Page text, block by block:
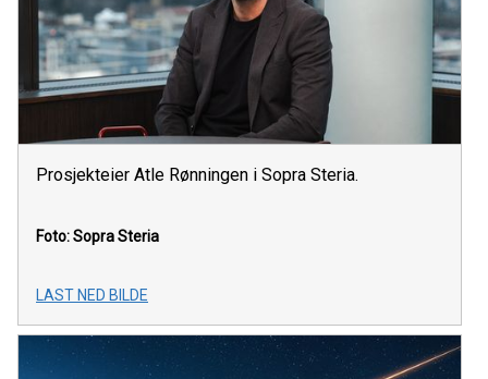
Prosjekteier Atle Rønningen i Sopra Steria.
Foto: Sopra Steria
LAST NED BILDE